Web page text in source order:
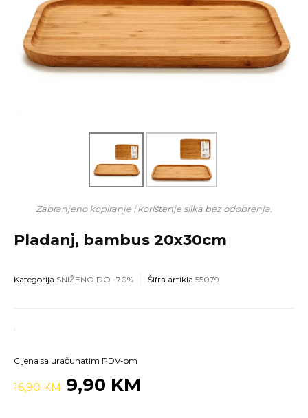
Zabranjeno kopiranje i korištenje slika bez odobrenja.
Pladanj, bambus 20x30cm
Kategorija SNIŽENO DO -70% Šifra artikla 55079
Cijena sa uračunatim PDV-om
16,90 KM 9,90 KM